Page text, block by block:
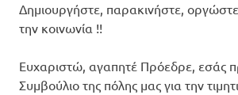
Δημιουργήστε, παρακινήστε,
την κοινωνία !!
Ευχαριστώ, αγαπητέ Πρόεδρε, εσάς
Συμβούλιο της πόλης μας για την